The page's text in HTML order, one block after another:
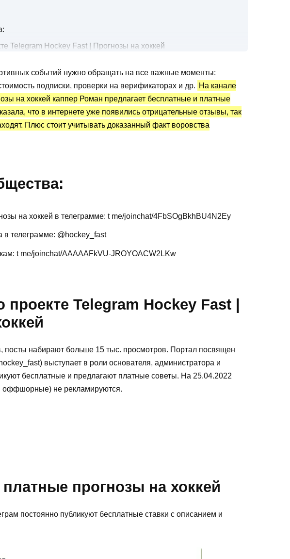
Telegram Hockey Fast | Прогнозы на хоккей
Fast | Прогнозы на хоккей: статистика и отзывы
событий нужно обращать на все важные моменты:
подписки, проверки на верификаторах и др. На канале
на хоккей каппер Роман предлагает бесплатные и платные
что в интернете уже появились отрицательные отзывы, так
Плюс стоит учитывать доказанный факт воровства
на хоккей в телеграмме: t me/joinchat/4FbSOgBkhBU4N2Ey
телеграмме: @hockey_fast
t me/joinchat/AAAAAFkVU-JROYOACW2LKw
Telegram Hockey Fast |
посты набирают больше 15 тыс. просмотров. Портал посвящен
выступает в роли основателя, администратора и
бесплатные и предлагают платные советы. На 25.04.2022
оффшорные) не рекламируются.
прогнозы на хоккей
постоянно публикуют бесплатные ставки с описанием и